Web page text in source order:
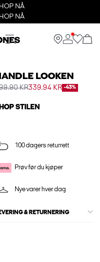
NÅ
NÅ
LOOKEN
KR339.94 KR -43%
STILEN
100 dagers returrett
Prøv før du kjøper
Nye varer hver dag
& RETURNERING